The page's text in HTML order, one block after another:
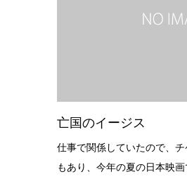
亡国のイージス
仕事で関係していたので、
もあり、今年の夏の日本映